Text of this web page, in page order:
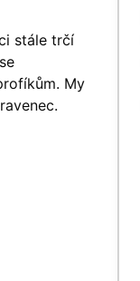
stále trčí
My